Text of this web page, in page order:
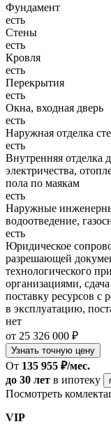
Фундамент
есть
Стены
есть
Кровля
есть
Перекрытия
есть
Окна, входная дверь
есть
Наружная отделка
есть
Внутренняя отделка
электричества,
пола по маякам
есть
Наружные
водоотведение,
есть
Юридическое
разрешающей
технологического
организациями,
поставку ресурсов с
в эксплуатацию,
нет
от 25 326 000 ₽
Узнать точную цену
От 135 955 ₽/мес.
до 30 лет в ипотеку
Посмотреть
VIP